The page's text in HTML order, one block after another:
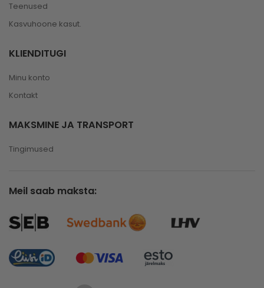
Teenused
Kasvuhoone kasut.
KLIENDITUGI
Minu konto
Kontakt
MAKSMINE JA TRANSPORT
Tingimused
Meil saab maksta: